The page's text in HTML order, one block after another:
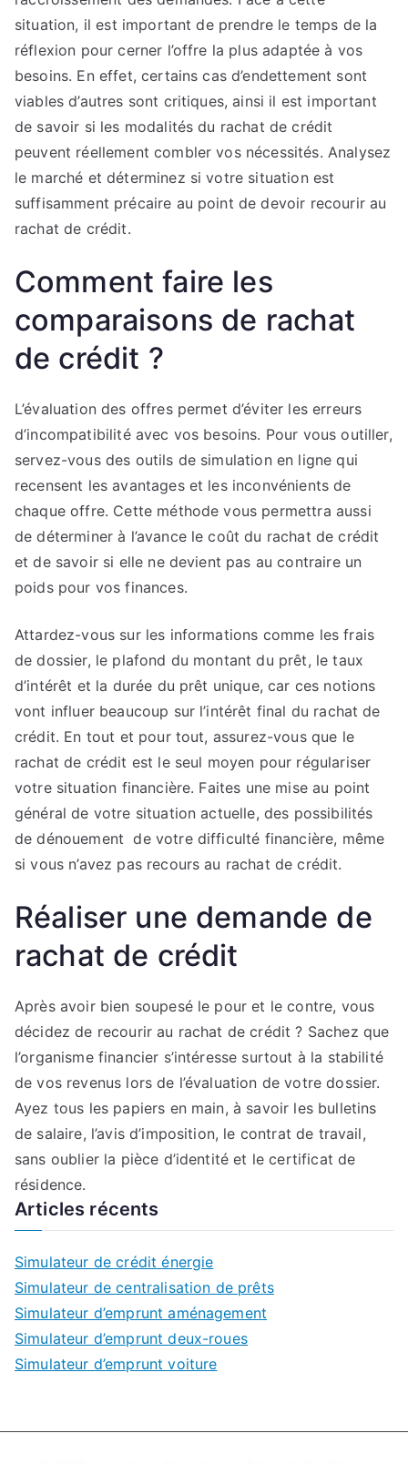
situation, il est important de prendre le temps de la
réflexion pour cerner l’offre la plus adaptée à vos
besoins. En effet, certains cas d’endettement sont
viables d’autres sont critiques, ainsi il est important
de savoir si les modalités du rachat de crédit
peuvent réellement combler vos nécessités. Analysez
le marché et déterminez si votre situation est
suffisamment précaire au point de devoir recourir au
rachat de crédit.
Comment faire les
comparaisons de rachat
de crédit ?
L’évaluation des offres permet d’éviter les erreurs
d’incompatibilité avec vos besoins. Pour vous outiller,
servez-vous des outils de simulation en ligne qui
recensent les avantages et les inconvénients de
chaque offre. Cette méthode vous permettra aussi
de déterminer à l’avance le coût du rachat de crédit
et de savoir si elle ne devient pas au contraire un
poids pour vos finances.
Attardez-vous sur les informations comme les frais
de dossier, le plafond du montant du prêt, le taux
d’intérêt et la durée du prêt unique, car ces notions
vont influer beaucoup sur l’intérêt final du rachat de
crédit. En tout et pour tout, assurez-vous que le
rachat de crédit est le seul moyen pour régulariser
votre situation financière. Faites une mise au point
général de votre situation actuelle, des possibilités
de dénouement de votre difficulté financière, même
si vous n’avez pas recours au rachat de crédit.
Réaliser une demande de
rachat de crédit
Après avoir bien soupesé le pour et le contre, vous
décidez de recourir au rachat de crédit ? Sachez que
l’organisme financier s’intéresse surtout à la stabilité
de vos revenus lors de l’évaluation de votre dossier.
Ayez tous les papiers en main, à savoir les bulletins
de salaire, l’avis d’imposition, le contrat de travail,
sans oublier la pièce d’identité et le certificat de
résidence.
Articles récents
Simulateur de crédit énergie
Simulateur de centralisation de prêts
Simulateur d’emprunt aménagement
Simulateur d’emprunt deux-roues
Simulateur d’emprunt voiture